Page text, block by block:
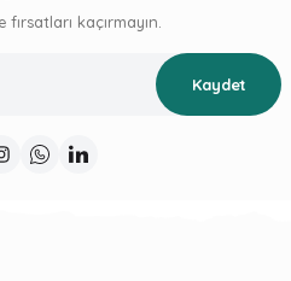
kaçırmayın.
Kaydet